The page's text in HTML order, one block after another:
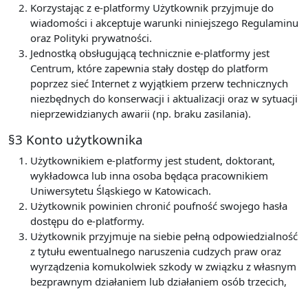
Korzystając z e-platformy Użytkownik przyjmuje do
wiadomości i akceptuje warunki niniejszego Regulaminu
oraz Polityki prywatności.
Jednostką obsługującą technicznie e-platformy jest
Centrum, które zapewnia stały dostęp do platform
poprzez sieć Internet z wyjątkiem przerw technicznych
niezbędnych do konserwacji i aktualizacji oraz w sytuacji
nieprzewidzianych awarii (np. braku zasilania).
§3 Konto użytkownika
Użytkownikiem e-platformy jest student, doktorant,
wykładowca lub inna osoba będąca pracownikiem
Uniwersytetu Śląskiego w Katowicach.
Użytkownik powinien chronić poufność swojego hasła
dostępu do e-platformy.
Użytkownik przyjmuje na siebie pełną odpowiedzialność
z tytułu ewentualnego naruszenia cudzych praw oraz
wyrządzenia komukolwiek szkody w związku z własnym
bezprawnym działaniem lub działaniem osób trzecich,